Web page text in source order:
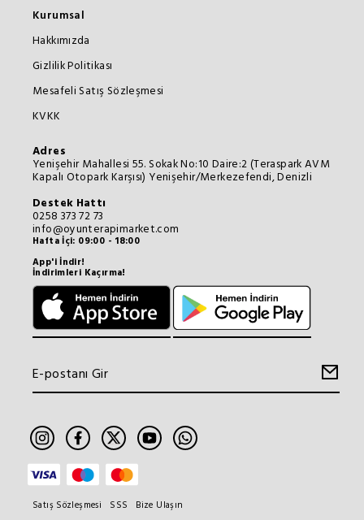
Kurumsal
Hakkımızda
Gizlilik Politikası
Mesafeli Satış Sözleşmesi
KVKK
Adres
Yenişehir Mahallesi 55. Sokak No:10 Daire:2 (Teraspark AVM
Kapalı Otopark Karşısı) Yenişehir/Merkezefendi, Denizli
Destek Hattı
0258 373 72 73
info@oyunterapimarket.com
Hafta İçi: 09:00 - 18:00
App'i İndir!
İndirimleri Kaçırma!
Satış Sözleşmesi SSS Bize Ulaşın